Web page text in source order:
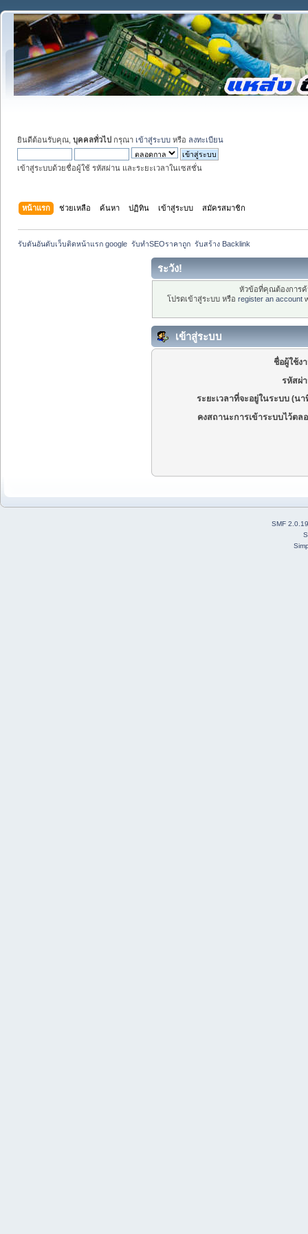
ยินดีต้อนรับคุณ, บุคคลทั่วไป กรุณา เข้าสู่ระบบ หรือ ลงทะเบียน
เข้าสู่ระบบด้วยชื่อผู้ใช้ รหัสผ่าน และระยะเวลาในเซสชั่น
หน้าแรก ช่วยเหลือ ค้นหา ปฏิทิน เข้าสู่ระบบ สมัครสมาชิก
รับดันอันดับเว็บติดหน้าแรก google  รับทำSEOราคาถูก  รับสร้าง Backlink
ระวัง!
หัวข้อที่คุณต้องการ
โปรดเข้าสู่ระบบ หรือ register an account
เข้าสู่ระบบ
ชื่อผู้ใช้ง
รหัสผ่
ระยะเวลาที่จะอยู่ในระบบ (นา
คงสถานะการเข้าระบบไว้ตล
SMF 2.0.19